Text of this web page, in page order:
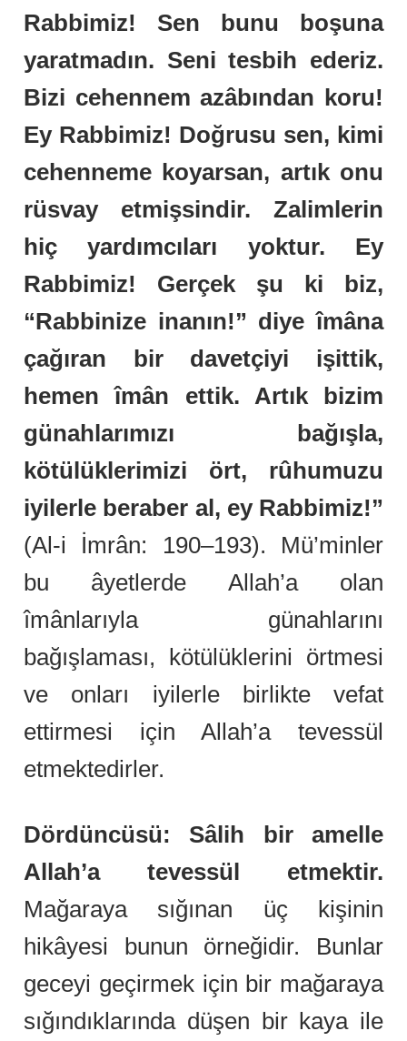
Rabbimiz! Sen bunu boşuna
yaratmadın. Seni tesbih ederiz.
Bizi cehennem azâbından koru!
Ey Rabbimiz! Doğrusu sen, kimi
cehenneme koyarsan, artık onu
rüsvay etmişsindir. Zalimlerin
hiç yardımcıları yoktur. Ey
Rabbimiz! Gerçek şu ki biz,
“Rabbinize inanın!” diye îmâna
çağıran bir davetçiyi işittik,
hemen îmân ettik. Artık bizim
günahlarımızı bağışla,
kötülüklerimizi ört, rûhumuzu
iyilerle beraber al, ey Rabbimiz!”
(Al-i İmrân: 190–193). Mü’minler
bu âyetlerde Allah’a olan
îmânlarıyla günahlarını
bağışlaması, kötülüklerini örtmesi
ve onları iyilerle birlikte vefat
ettirmesi için Allah’a tevessül
etmektedirler.
Dördüncüsü: Sâlih bir amelle
Allah’a tevessül etmektir.
Mağaraya sığınan üç kişinin
hikâyesi bunun örneğidir. Bunlar
geceyi geçirmek için bir mağaraya
sığındıklarında düşen bir kaya ile